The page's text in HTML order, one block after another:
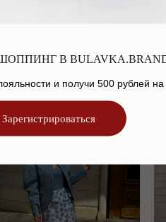
-50%
В
и получи 500 рублей
Зарегистрироваться